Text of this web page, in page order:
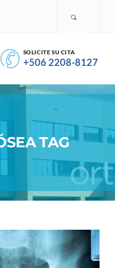
SOLICITE SU CITA
+506 2208-8127
TAG